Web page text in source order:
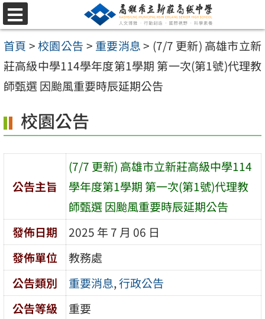
跳
至
主
要
內
區
選
單
首頁 >校園公告 > 重要消息> (7/7 更新) 高雄市立新
莊高級中學114學年度第1學期 第一次(第1號)代理教
師甄選 因颱風重要時辰延期公告
校園公告
公告主旨
(7/7 更新) 高雄市立新莊高級中學114
學年度第1學期 第一次(第1號)代理教
師甄選 因颱風重要時辰延期公告
發佈日期
2025 年 7 月 06 日
發佈單位
教務處
公告類別
重要消息,行政公告
公告等級
重要